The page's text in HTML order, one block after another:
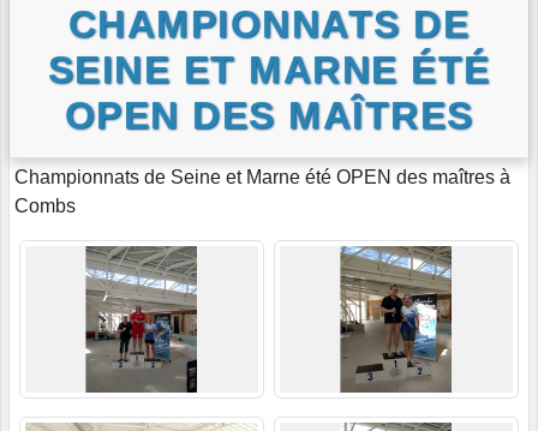
CHAMPIONNATS DE
SEINE ET MARNE ÉTÉ
OPEN DES MAÎTRES
Championnats de Seine et Marne été OPEN des maîtres à
Combs